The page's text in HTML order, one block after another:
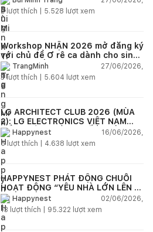
2lượt thích | 5.528 lượt xem
Workshop NHẬN 2026 mở đăng ký
với chủ đề Ơ rê ca dành cho sinh
viên và kiến trúc sư trẻ Việt Nam
TrangMinh
27/06/2026,
3lượt thích | 5.604 lượt xem
LG ARCHITECT CLUB 2026 (MÙA
2): LG ELECTRONICS VIỆT NAM
ĐỒNG HÀNH CÙNG KIẾN TRÚC SƯ
KIẾN TẠO KHÔNG GIAN SỐNG HIỆN
ĐẠI
Happynest
16/06/2026,
5lượt thích | 4.638 lượt xem
HAPPYNEST PHÁT ĐỘNG CHUỖI
HOẠT ĐỘNG “YÊU NHÀ LỚN LÊN -
HAPPYNEST GROWING HOME”
Happynest
02/06/2026,
13 lượt thích | 95.322 lượt xem